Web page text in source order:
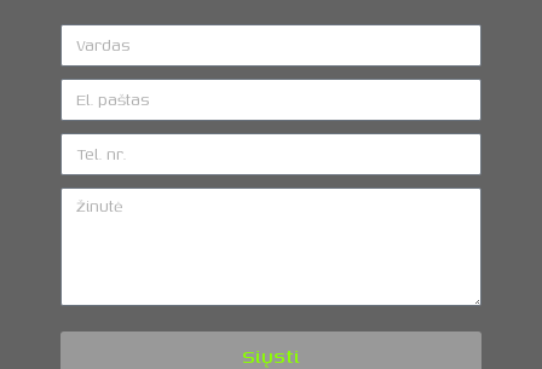
Siųsti